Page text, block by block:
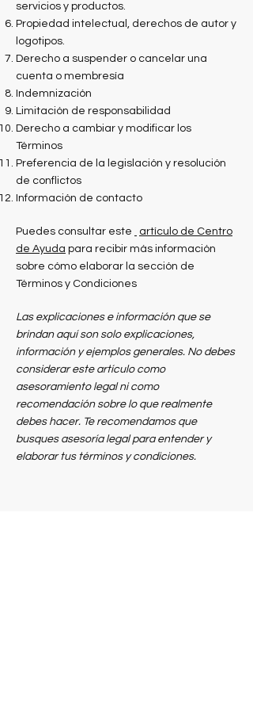
servicios y productos.
Propiedad intelectual, derechos de autor y
logotipos.
Derecho a suspender o cancelar una
cuenta o membresía
Indemnización
Limitación de responsabilidad
Derecho a cambiar y modificar los
Términos
Preferencia de la legislación y resolución
de conflictos
Información de contacto
Puedes consultar este
artículo de Centro
de Ayuda para recibir más información
sobre cómo elaborar la sección de
Términos y Condiciones
Las explicaciones e información que se
brindan aquí son solo explicaciones,
información y ejemplos generales. No debes
considerar este artículo como
asesoramiento legal ni como
recomendación sobre lo que realmente
debes hacer. Te recomendamos que
busques asesoría legal para entender y
elaborar tus términos y condiciones.